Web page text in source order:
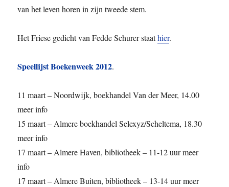
van het leven horen in zijn tweede stem.
Het Friese gedicht van Fedde Schurer staathier.
Speellijst Boekenweek 2012.
11 maart – Noordwijk, boekhandel Van der Meer, 14.00
meer info
15 maart – Almere boekhandel Selexyz/Scheltema, 18.30
meer info
17 maart – Almere Haven, bibliotheek – 11-12 uur meer
info
17 maart – Almere Buiten, bibliotheek – 13-14 uur meer